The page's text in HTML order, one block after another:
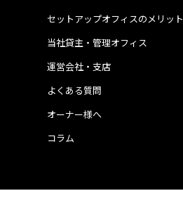
運営会社・支店
よくある質問
当社貸主・管理オフィス
オーナー様へ
コラム
セットアップオフィスのメリット